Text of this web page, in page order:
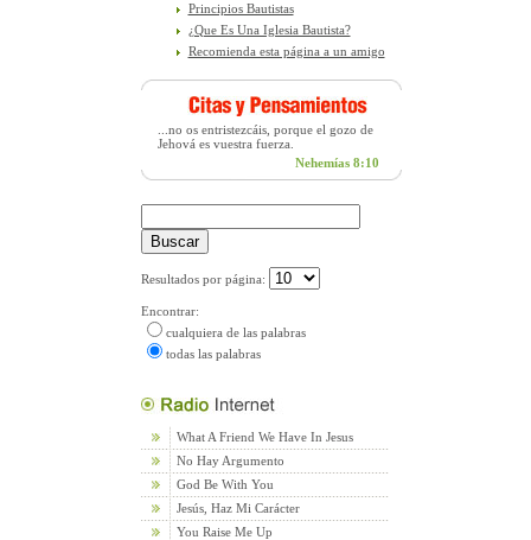
Principios Bautistas
¿Que Es Una Iglesia Bautista?
Recomienda esta página a un amigo
...no os entristezcáis, porque el gozo de
Jehová es vuestra fuerza.
Nehemías 8:10
Resultados por página:
Encontrar:
cualquiera de las palabras
todas las palabras
What A Friend We Have In Jesus
No Hay Argumento
God Be With You
Jesús, Haz Mi Carácter
You Raise Me Up